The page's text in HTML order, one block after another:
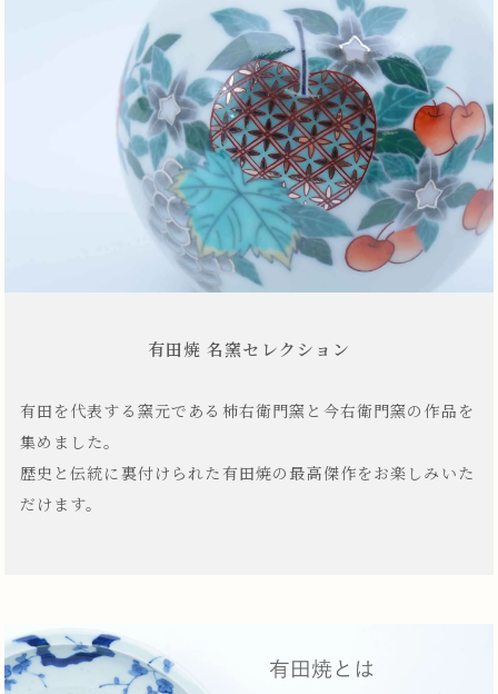
有田焼 名窯セレクション
有田を代表する窯元である柿右衛門窯と今右衛門窯の作品を
集めました。
歴史と伝統に裏付けられた有田焼の最高傑作をお楽しみいた
だけます。